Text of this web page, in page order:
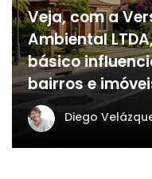
Veja, com a
Ambiental
básico
bairros e
Diego